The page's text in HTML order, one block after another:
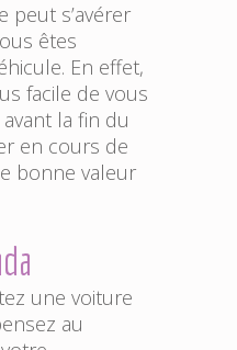
peut s’avérer
êtes
En effet,
facile de vous
la fin du
en cours de
bonne valeur
une voiture
au